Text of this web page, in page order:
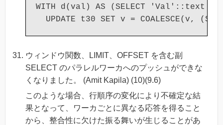
WITH d(val) AS (SELECT 'Val'::text
ウィンドウ関数、LIMIT、OFFSET を含む副
SELECT のパラレルワーカへのプッシュができな
くなりました。 (Amit Kapila) (10)(9.6)
このような場合、行順序の変化により不確定な結
果となって、ワーカごとに異なる応答を得ること
から、整合性に欠けた振る舞いが生じることがあ